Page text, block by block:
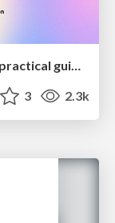
Taking LLMs out of the black box: A practical guide to human-in-the-loop distillation
3 2.3k